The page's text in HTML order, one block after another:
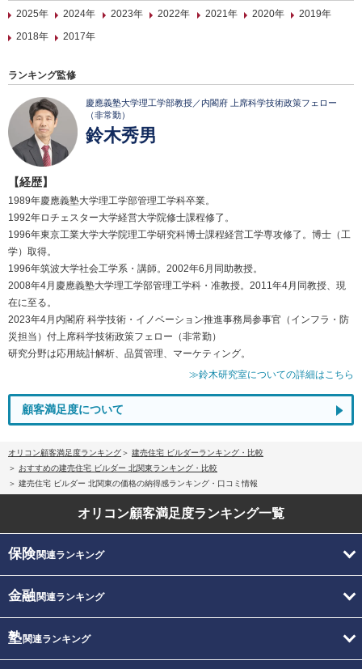
2025年
2024年 2023年 2022年 2021年 2020年
2019年
2018年
2017年
ランキング監修
慶應義塾大学理工学部教授／内閣府 上席科学技術政策フェロー
（非常勤）
鈴木秀男
【経歴】
1989年慶應義塾大学理工学部管理工学科卒業。
1992年ロチェスター大学経営大学院修士課程修了。
1996年東京工業大学大学院理工学研究科博士課程経営工学専攻修了。博士（工
学）取得。
1996年筑波大学社会工学系・講師。2002年6月同助教授。
2008年4月慶應義塾大学理工学部管理工学科・准教授。2011年4月同教授、現
在に至る。
2023年4月内閣府 科学技術・イノベーション推進事務局参事官（インフラ・防
災担当）付上席科学技術政策フェロー（非常勤）
研究分野は応用統計解析、品質管理、マーケティング。
≫鈴木研究室についての詳細はこちら
顧客満足度について
オリコン顧客満足度ランキング
建売住宅 ビルダーランキング・比較
おすすめの建売住宅 ビルダー 北関東ランキング・比較
建売住宅 ビルダー 北関東の価格の納得感ランキング・口コミ情報
オリコン顧客満足度ランキング一覧
保険関連ランキング
金融関連ランキング
塾関連ランキング